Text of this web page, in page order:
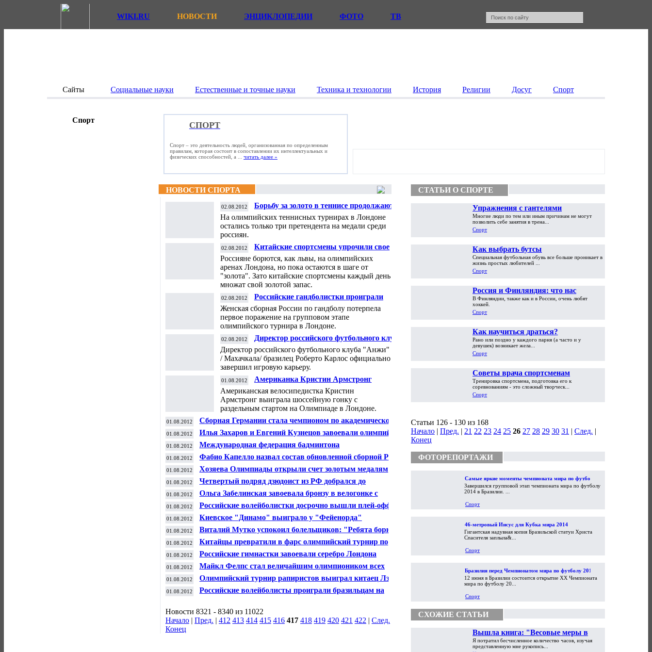
WIKI.RU НОВОСТИ ЭНЦИКЛОПЕДИИ ФОТО ТВ
Сайты Социальные науки Естественные и точные науки Техника и технологии История Религии Досуг Спорт
Спорт
СПОРТ
Спорт – это деятельность людей, организованная по определенным
правилам, которая состоит в сопоставлении их интеллектуальных и
физических способностей, а ... читать далее »
НОВОСТИ СПОРТА
02.08.2012
Борьбу за золото в теннисе продолжают
только Шарапова, Кириленко и Петрова
На олимпийских теннисных турнирах в Лондоне
остались только три претендента на медали среди
россиян.
02.08.2012
Китайские спортсмены упрочили свое
лидерство после пятого дня Олимпийских
игр в Лондоне
Россияне борются, как львы, на олимпийских
аренах Лондона, но пока остаются в шаге от
"золота". Зато китайские спортсмены каждый день
множат свой золотой запас.
02.08.2012
Российские гандболистки проиграли
хорваткам на Олимпиаде
Женская сборная России по гандболу потерпела
первое поражение на групповом этапе
олимпийского турнира в Лондоне.
02.08.2012
Директор российского футбольного клуба
"Анжи" Роберто Карлос завершил
игровую карьеру
Директор российского футбольного клуба "Анжи"
/ Махачкала/ бразилец Роберто Карлос официально
завершил игровую карьеру.
01.08.2012
Американка Кристин Армстронг
выиграла шоссейную гонку с раздельным
стартом на Олимпиаде
Американская велосипедистка Кристин
Армстронг выиграла шоссейную гонку с
раздельным стартом на Олимпиаде в Лондоне.
01.08.2012
Сборная Германии стала чемпионом по академической
гребле в "восьмёрке" на Олимпиаде в Лондоне
01.08.2012
Илья Захаров и Евгений Кузнецов завоевали олимпийское
"серебро" в синхронных прыжках в воду
01.08.2012
Международная федерация бадминтона
дисквалифицировала 8 участниц на Олимпиаде
01.08.2012
Фабио Капелло назвал состав обновленной сборной России
по футболу
01.08.2012
Хозяева Олимпиады открыли счет золотым медалям
благодаря гребцам
01.08.2012
Четвертый подряд дзюдоист из РФ добрался до
олимпийского полуфинала
01.08.2012
Ольга Забелинская завоевала бронзу в велогонке с
раздельным стартом
01.08.2012
Российские волейболистки досрочно вышли плей-офф
Игр-2012
01.08.2012 Киевское "Динамо" выиграло у "Фейенорда"
01.08.2012
Виталий Мутко успокоил болельщиков: "Ребята борются,
все идет нормально"
01.08.2012
Китайцы превратили в фарс олимпийский турнир по
бадминтону
01.08.2012 Российские гимнастки завоевали серебро Лондона
01.08.2012
Майкл Фелпс стал величайшим олимпиоником всех
времен
01.08.2012
Олимпийский турнир рапиристов выиграл китаец Лэй
Шэй
01.08.2012
Российские волейболисты проиграли бразильцам на
Новости 8321 - 8340 из 11022
Начало | Пред. | 412 413 414 415 416 417 418 419 420 421 422 | След.
Конец
СТАТЬИ О СПОРТЕ
Упражнения с гантелями
Многие люди по тем или иным причинам не могут
позволить себе занятия в трена...
Спорт
Как выбрать бутсы
Специальная футбольная обувь все больше проникает в
жизнь простых любителей ...
Спорт
Россия и Финляндия: что нас
объединяет?
В Финляндии, также как и в России, очень любят
хоккей.
Спорт
Как научиться драться?
Рано или поздно у каждого парня (а часто и у
девушек) возникает жела...
Спорт
Советы врача спортсменам
Тренировка спортсмена, подготовка его к
соревнованиям - это сложный творческ...
Спорт
Статьи 126 - 130 из 168
Начало | Пред. | 21 22 23 24 25 26 27 28 29 30 31 | След. |
Конец
ФОТОРЕПОРТАЖИ
Самые яркие моменты чемпионата мира по футболу
2014
Завершился групповой этап чемпионата мира по футболу
2014 в Бразилии. ...
Спорт
46-метровый Иисус для Кубка мира 2014
Гигантская надувная копия Бразильской статуи Христа
Спасителя заплыла&...
Спорт
Бразилия перед Чемпионатом мира по футболу 2014
12 июня в Бразилии состоится открытие XX Чемпионата
мира по футболу 20...
Спорт
СХОЖИЕ СТАТЬИ
Вышла книга: "Весовые меры в
торговой практике Античности и
Я потратил бесчисленное количество часов, изучая
представленную мне рукопись...